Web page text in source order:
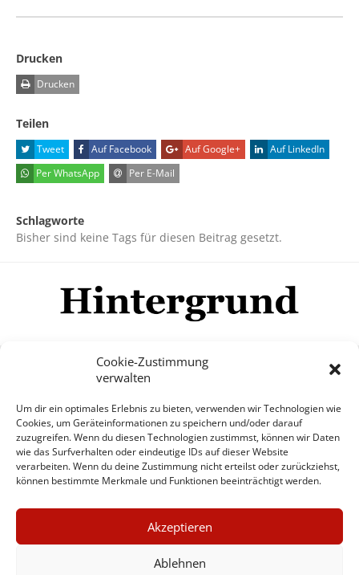
Cookie-Zustimmung
verwalten
Um dir ein optimales Erlebnis zu bieten, verwenden wir Technologien wie
Cookies, um Geräteinformationen zu speichern und/oder darauf
zuzugreifen. Wenn du diesen Technologien zustimmst, können wir Daten
wie das Surfverhalten oder eindeutige IDs auf dieser Website
verarbeiten. Wenn du deine Zustimmung nicht erteilst oder zurückziehst,
können bestimmte Merkmale und Funktionen beeinträchtigt werden.
Akzeptieren
Ablehnen
Drucken
Drucken
Teilen
Tweet Auf Facebook Auf Google+
Auf LinkedIn
Per WhatsApp
Per E-Mail
Schlagworte
Bisher sind keine Tags für diesen Beitrag gesetzt.
Mehr
© Copyright Hintergrund.de, 2015 - 2026
Zum Newsletter jetzt kostenlos
anmelden
erscheint ca. alle 4 Wochen
×